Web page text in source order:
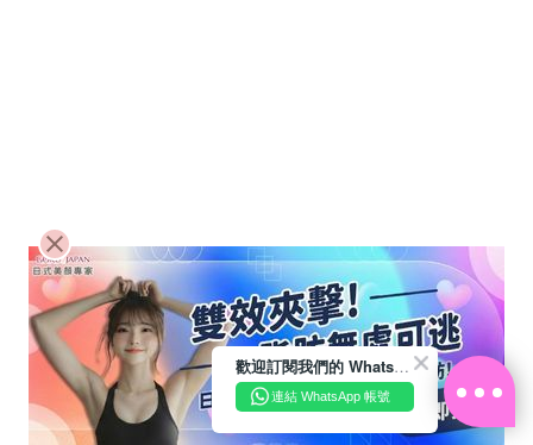
歡迎訂閱我們的 WhatsApp Business 帳號
連結 WhatsApp 帳號